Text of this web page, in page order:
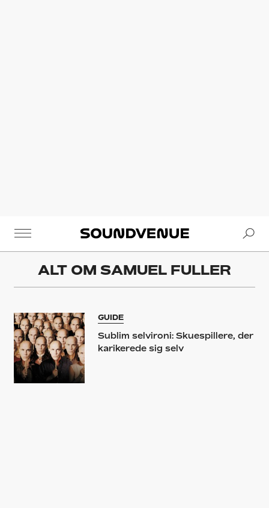
Soundvenue
ALT OM SAMUEL FULLER
GUIDE
Sublim selvironi: Skuespillere, der
karikerede sig selv